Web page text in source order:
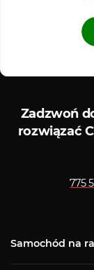
Zadzwoń
rozwiązać
775
Samochód na